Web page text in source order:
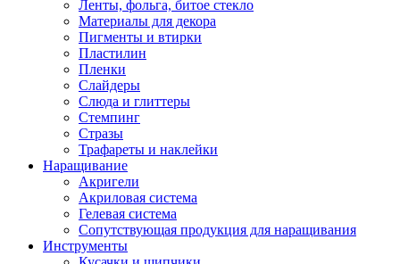
Ленты, фольга, битое стекло
Материалы для декора
Пигменты и втирки
Пластилин
Пленки
Слайдеры
Слюда и глиттеры
Стемпинг
Стразы
Трафареты и наклейки
Наращивание
Акригели
Акриловая система
Гелевая система
Сопутствующая продукция для наращивания
Инструменты